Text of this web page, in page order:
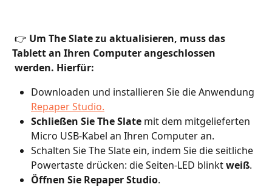
👉 Um The Slate zu aktualisieren, muss das
Tablett an Ihren Computer angeschlossen
werden. Hierfür:
Downloaden und installieren Sie die Anwendung
Repaper Studio.
Schließen Sie The Slate mit dem mitgelieferten
Micro USB-Kabel an Ihren Computer an.
Schalten Sie The Slate ein, indem Sie die seitliche
Powertaste drücken: die Seiten-LED blinkt weiß.
Öffnen Sie Repaper Studio.